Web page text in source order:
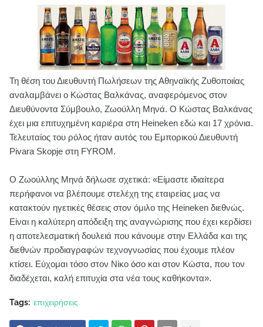
Τη θέση του Διευθυντή Πωλήσεων της Αθηναϊκής Ζυθοποιίας
αναλαμβάνει ο Κώστας Βαλκάνας, αναφερόμενος στον
Διευθύνοντα Σύμβουλο, Ζωούλλη Μηνά. Ο Κώστας Βαλκάνας
έχει μια επιτυχημένη καριέρα στη Heineken εδώ και 17 χρόνια.
Τελευταίος του ρόλος ήταν αυτός του Εμπορικού Διευθυντή
Pivara Skopje στη FYROM.
Ο Ζωούλλης Μηνά δήλωσε σχετικά: «Είμαστε ιδιαίτερα
περήφανοι να βλέπουμε στελέχη της εταιρείας μας να
κατακτούν ηγετικές θέσεις στον όμιλο της Heineken διεθνώς.
Είναι η καλύτερη απόδειξη της αναγνώρισης που έχει κερδίσει
η αποτελεσματική δουλειά που κάνουμε στην Ελλάδα και της
διεθνών προδιαγραφών τεχνογνωσίας που έχουμε πλέον
κτίσει. Εύχομαι τόσο στον Νίκο όσο και στον Κώστα, που τον
διαδέχεται, καλή επιτυχία στα νέα τους καθήκοντα».
Tags: επιχειρήσεις